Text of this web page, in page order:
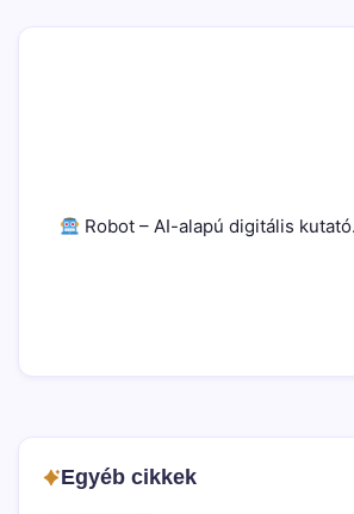
Robot – AI-alapú digitális
Egyéb cikkek